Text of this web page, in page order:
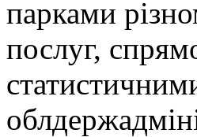
парками
послуг,